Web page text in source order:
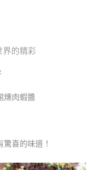
界的精彩
燻肉蝦醬
喜的味道！